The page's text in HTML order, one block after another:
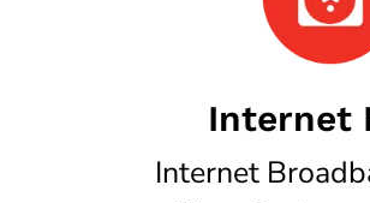
Internet
Internet